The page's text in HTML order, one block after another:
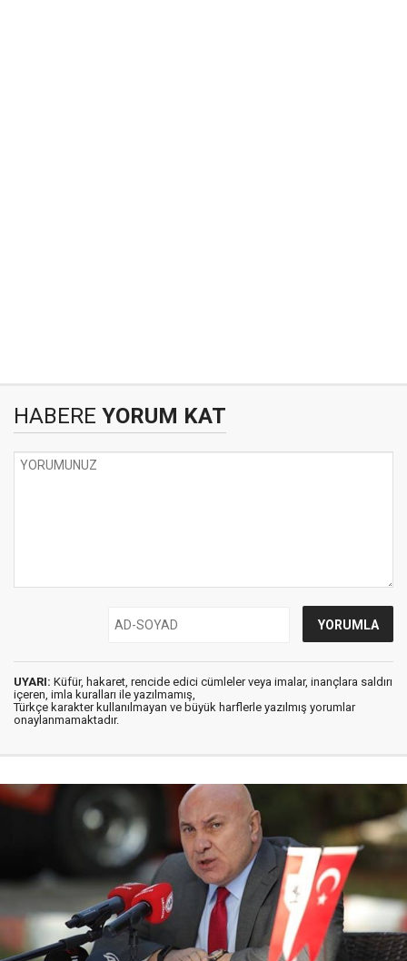
HABERE YORUM KAT
UYARI: Küfür, hakaret, rencide edici cümleler veya imalar, inançlara saldırı
içeren, imla kuralları ile yazılmamış,
Türkçe karakter kullanılmayan ve büyük harflerle yazılmış yorumlar
onaylanmamaktadır.